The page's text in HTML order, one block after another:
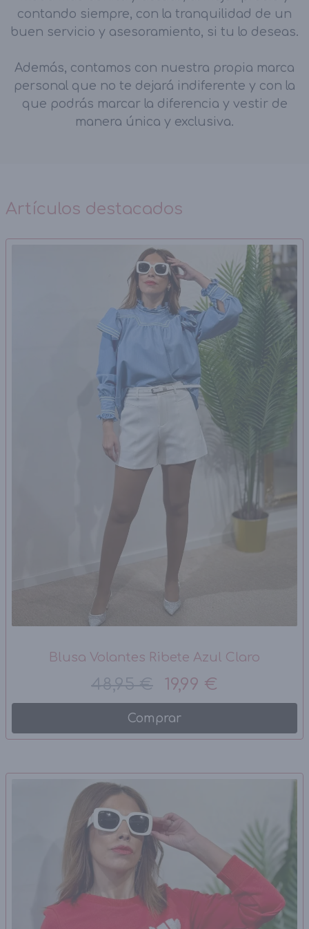
contando siempre, con la tranquilidad de un
buen servicio y asesoramiento, si tu lo deseas.
Además, contamos con nuestra propia marca
personal que no te dejará indiferente y con la
que podrás marcar la diferencia y vestir de
manera única y exclusiva.
Artículos destacados
Blusa Volantes Ribete Azul Claro
48,95 € 19,99 €
Comprar